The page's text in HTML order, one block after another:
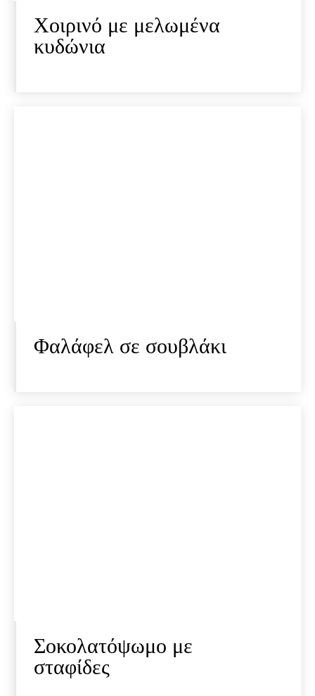
Χοιρινό με μελωμένα
κυδώνια
Φαλάφελ σε σουβλάκι
Σοκολατόψωμο με
σταφίδες